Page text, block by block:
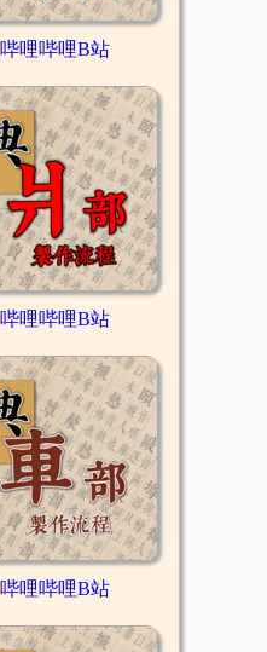
哔哩哔哩B站
哔哩哔哩B站
哔哩哔哩B站